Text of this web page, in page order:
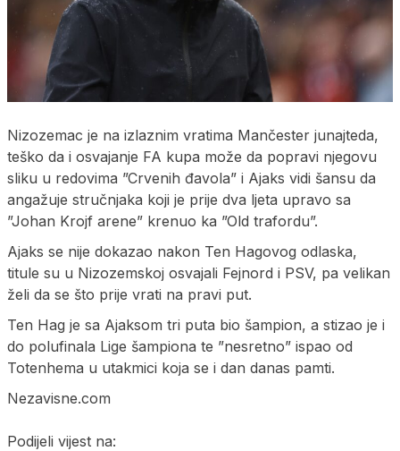
Nizozemac je na izlaznim vratima Mančester junajteda,
teško da i osvajanje FA kupa može da popravi njegovu
sliku u redovima ”Crvenih đavola” i Ajaks vidi šansu da
angažuje stručnjaka koji je prije dva ljeta upravo sa
”Johan Krojf arene” krenuo ka ”Old trafordu”.
Ajaks se nije dokazao nakon Ten Hagovog odlaska,
titule su u Nizozemskoj osvajali Fejnord i PSV, pa velikan
želi da se što prije vrati na pravi put.
Ten Hag je sa Ajaksom tri puta bio šampion, a stizao je i
do polufinala Lige šampiona te ”nesretno” ispao od
Totenhema u utakmici koja se i dan danas pamti.
Nezavisne.com
Podijeli vijest na: